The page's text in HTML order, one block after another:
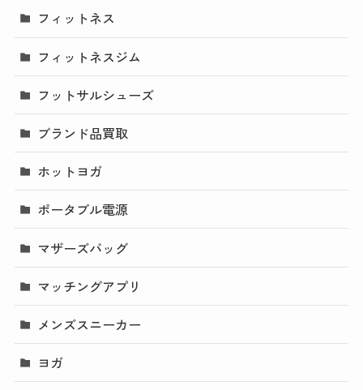
フィットネス
フィットネスジム
フットサルシューズ
ブランド品買取
ホットヨガ
ポータブル電源
マザーズバッグ
マッチングアプリ
メンズスニーカー
ヨガ